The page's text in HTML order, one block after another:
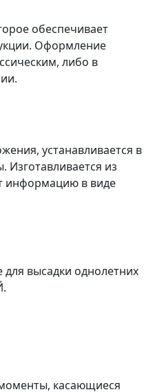
обеспечивает
Оформление
либо в
устанавливается в
из
информацию в виде
высадки однолетних
касающиеся